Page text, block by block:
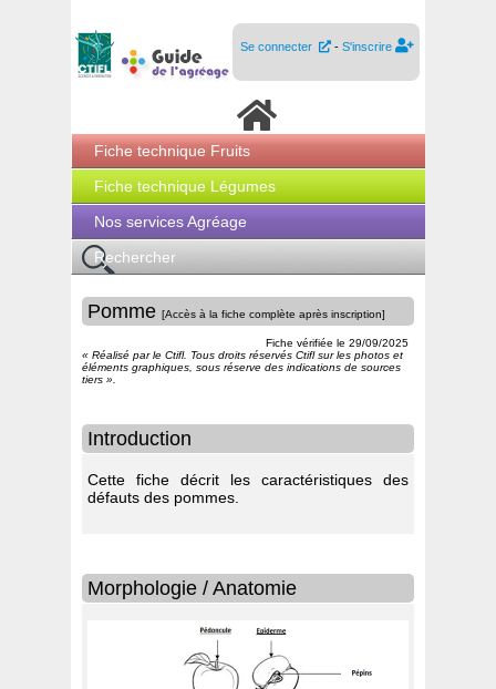
Se connecter - S'inscrire
Fiche technique Fruits
Fiche technique Légumes
Nos services Agréage
Rechercher
Pomme [Accès à la fiche complète après inscription]
Fiche vérifiée le 29/09/2025
« Réalisé par le Ctifl. Tous droits réservés Ctifl sur les photos et
éléments graphiques, sous réserve des indications de sources
tiers ».
Introduction
Cette fiche décrit les caractéristiques des
défauts des pommes.
Morphologie / Anatomie